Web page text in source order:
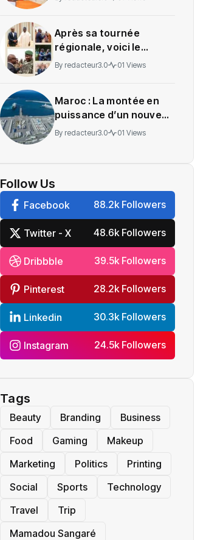
Après sa tournée
régionale, voici le
message de Wadagni
By redacteur3.0 01 Views
Maroc : La montée en
puissance d’un nouveau
centre névralgique de
By redacteur3.0 01 Views
Follow Us
Facebook 88.2k Followers
Twitter - X 48.6k Followers
Dribbble 39.5k Followers
Pinterest 28.2k Followers
Linkedin 30.3k Followers
Instagram 24.5k Followers
Tags
Beauty Branding
Business
Food
Gaming
Makeup
Marketing
Politics
Printing
Social
Sports
Technology
Travel
Trip
Mamadou Sangaré